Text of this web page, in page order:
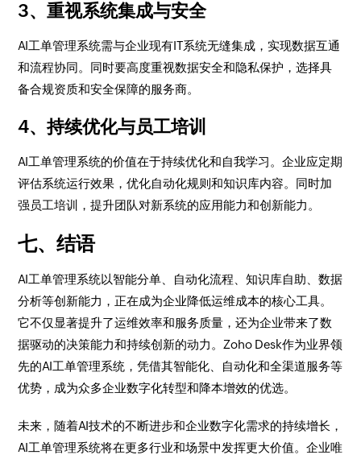
3、重视系统集成与安全
AI工单管理系统需与企业现有IT系统无缝集成，实现数据互通
和流程协同。同时要高度重视数据安全和隐私保护，选择具
备合规资质和安全保障的服务商。
4、持续优化与员工培训
AI工单管理系统的价值在于持续优化和自我学习。企业应定期
评估系统运行效果，优化自动化规则和知识库内容。同时加
强员工培训，提升团队对新系统的应用能力和创新能力。
七、结语
AI工单管理系统以智能分单、自动化流程、知识库自助、数据
分析等创新能力，正在成为企业降低运维成本的核心工具。
它不仅显著提升了运维效率和服务质量，还为企业带来了数
据驱动的决策能力和持续创新的动力。Zoho Desk作为业界领
先的AI工单管理系统，凭借其智能化、自动化和全渠道服务等
优势，成为众多企业数字化转型和降本增效的优选。
未来，随着AI技术的不断进步和企业数字化需求的持续增长，
AI工单管理系统将在更多行业和场景中发挥更大价值。企业唯